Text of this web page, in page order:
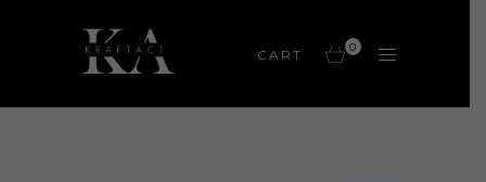
CART 0